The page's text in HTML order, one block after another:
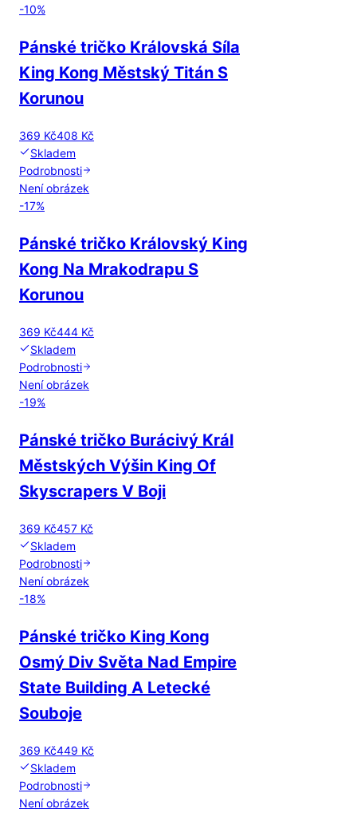
-10%
Pánské tričko Královská Síla
King Kong Městský Titán S
Korunou
369 Kč408 Kč
Skladem
Podrobnosti
Není obrázek
-17%
Pánské tričko Královský King
Kong Na Mrakodrapu S
Korunou
369 Kč444 Kč
Skladem
Podrobnosti
Není obrázek
-19%
Pánské tričko Burácivý Král
Městských Výšin King Of
Skyscrapers V Boji
369 Kč457 Kč
Skladem
Podrobnosti
Není obrázek
-18%
Pánské tričko King Kong
Osmý Div Světa Nad Empire
State Building A Letecké
Souboje
369 Kč449 Kč
Skladem
Podrobnosti
Není obrázek